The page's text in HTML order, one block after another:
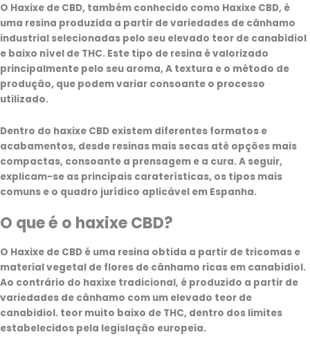
ser
selecionadas
na
página
do
produto
O Haxixe de CBD, também conhecido como Haxixe CBD, é
uma resina produzida a partir de variedades de cânhamo
industrial selecionadas pelo seu elevado teor de canabidiol
e baixo nível de THC. Este tipo de resina é valorizado
principalmente pelo seu aroma, A textura e o método de
produção, que podem variar consoante o processo
utilizado.
Dentro do haxixe CBD existem diferentes formatos e
acabamentos, desde resinas mais secas até opções mais
compactas, consoante a prensagem e a cura. A seguir,
explicam-se as principais caraterísticas, os tipos mais
comuns e o quadro jurídico aplicável em Espanha.
O que é o haxixe CBD?
O Haxixe de CBD é uma resina obtida a partir de tricomas e
material vegetal de flores de cânhamo ricas em canabidiol.
Ao contrário do haxixe tradicional, é produzido a partir de
variedades de cânhamo com um elevado teor de
canabidiol. teor muito baixo de THC, dentro dos limites
estabelecidos pela legislação europeia.